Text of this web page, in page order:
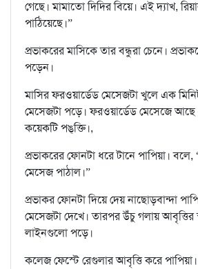
গেছে। মামাতো দিদির বিয়ে। এই দ্যাখ,
পাঠিয়েছে।”
প্রভাকরের মাসিকে তার বন্ধুরা চেনে।
পড়েন।
মাসির ফরওয়ার্ডেড মেসেজটা খুলে এক
মেসেজটা পড়ে। ফরওয়ার্ডেড মেসেজে
কয়েকটি পঙ্‌ক্তি।,
প্রভাকরের ফোনটা ধরে টানে পাপিয়া। বলে,
মেসেজ পাঠাল।”
প্রভাকর ফোনটা দিয়ে দেয় নাছোড়বান্দা
মেসেজটা দেখে। তারপর উঁচু গলায় আবৃত্তির
লাইনগুলো পড়ে।
কলেজ ফেস্টে রেগুলার আবৃত্তি করে